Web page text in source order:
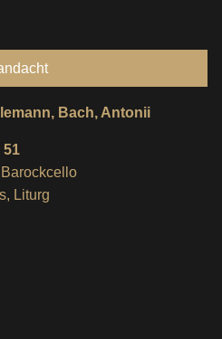
Bach, Antonii
51
Liturg